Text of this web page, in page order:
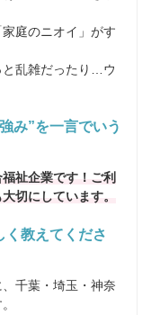
庭のニオイ」がす
と乱雑だったり…ウ
み”を一言でいう
祉企業です！ご利
切にしています。
く教えてくださ
千葉・埼玉・神奈